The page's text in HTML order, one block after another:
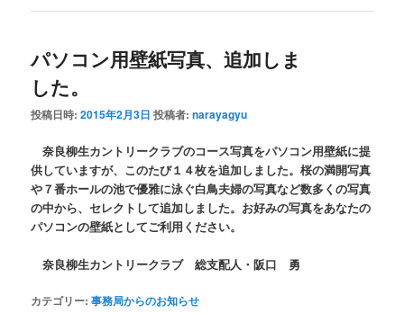
パソコン用壁紙写真、追加しま
した。
投稿日時:2015年2月3日 投稿者:narayagyu
奈良柳生カントリークラブのコース写真をパソコン用壁紙に提
供していますが、このたび１４枚を追加しました。桜の満開写真
や７番ホールの池で優雅に泳ぐ白鳥夫婦の写真など数多くの写真
の中から、セレクトして追加しました。お好みの写真をあなたの
パソコンの壁紙としてご利用ください。
奈良柳生カントリークラブ 総支配人・阪口 勇
カテゴリー: 事務局からのお知らせ